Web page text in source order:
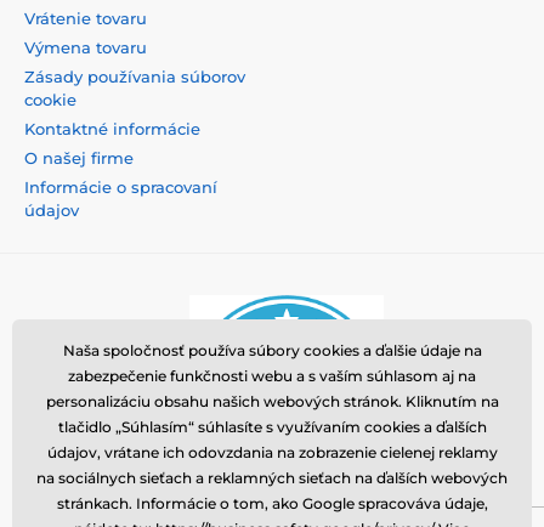
Vrátenie tovaru
Výmena tovaru
Zásady používania súborov
cookie
Kontaktné informácie
O našej firme
Informácie o spracovaní
údajov
Naša spoločnosť používa súbory cookies a ďalšie údaje na
zabezpečenie funkčnosti webu a s vaším súhlasom aj na
personalizáciu obsahu našich webových stránok. Kliknutím na
tlačidlo „Súhlasím“ súhlasíte s využívaním cookies a ďalších
údajov, vrátane ich odovzdania na zobrazenie cielenej reklamy
na sociálnych sieťach a reklamných sieťach na ďalších webových
stránkach. Informácie o tom, ako Google spracováva údaje,